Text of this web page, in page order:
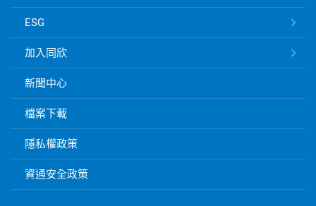
速
結
ESG
加入同欣
新聞中心
檔案下載
隱私權政策
資通安全政策